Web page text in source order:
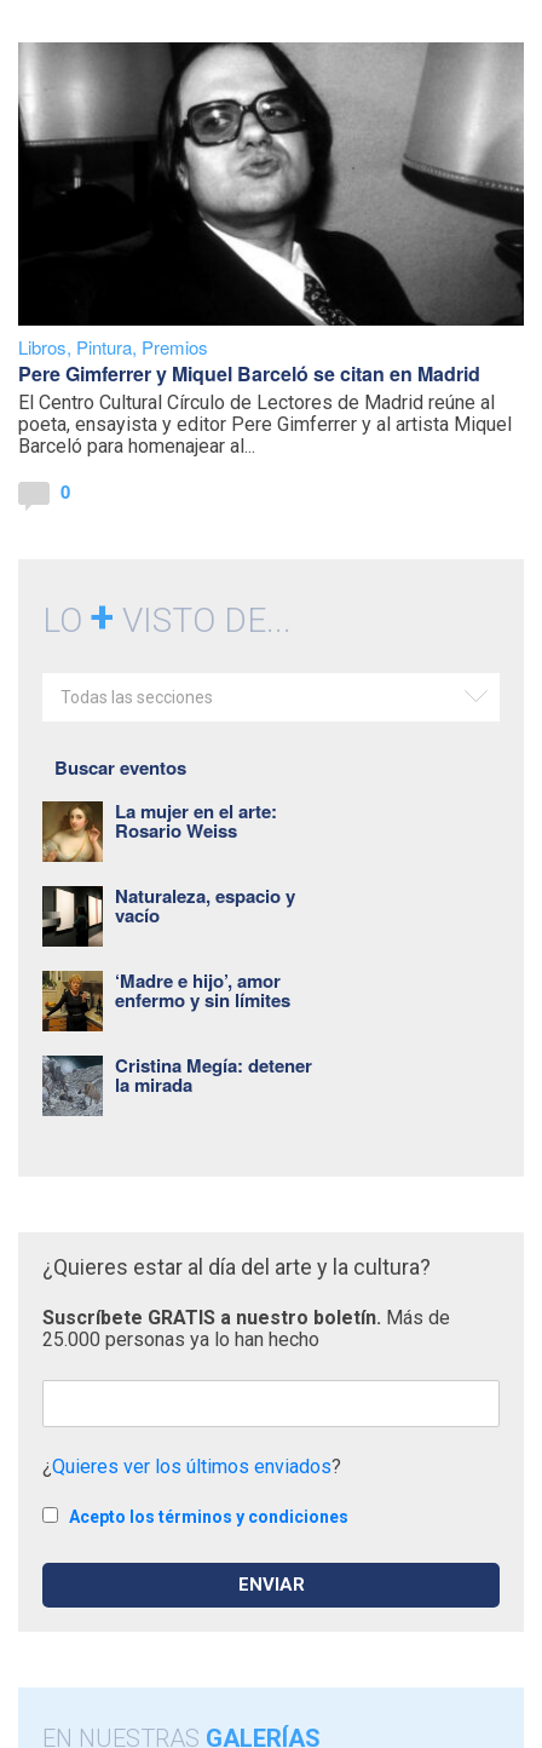
Libros, Pintura, Premios
Pere Gimferrer y Miquel Barceló se citan en Madrid
El Centro Cultural Círculo de Lectores de Madrid reúne al
poeta, ensayista y editor Pere Gimferrer y al artista Miquel
Barceló para homenajear al...
0
LO + VISTO DE...
Todas las secciones
Buscar eventos
La mujer en el arte:
Rosario Weiss
Naturaleza, espacio y
vacío
‘Madre e hijo’, amor
enfermo y sin límites
Cristina Megía: detener
la mirada
¿Quieres estar al día del arte y la cultura?
Suscríbete GRATIS a nuestro boletín. Más de
25.000 personas ya lo han hecho
¿Quieres ver los últimos enviados?
Acepto los términos y condiciones
EN NUESTRAS GALERÍAS